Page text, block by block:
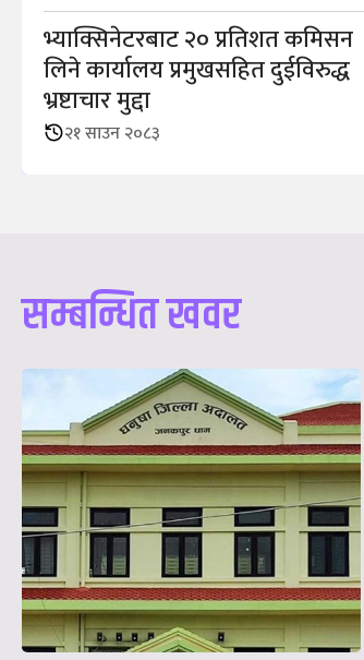
भ्याक्सिनेटरबाट २० प्रतिशत कमिसन
लिने कार्यालय प्रमुखसहित दुईविरुद्ध
भ्रष्टाचार मुद्दा
२१ साउन २०८३
सम्बन्धित खवर